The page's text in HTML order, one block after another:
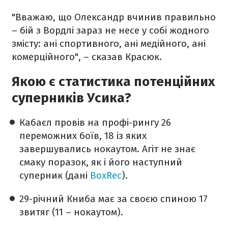
"Вважаю, що Олександр вчинив правильно
– бій з Вордлі зараз не несе у собі жодного
змісту: ані спортивного, ані медійного, ані
комерційного", – сказав Красюк.
Якою є статистика потенційних
суперників Усика?
Кабаєл провів на профі-рингу 26
переможних боїв, 18 із яких
завершувались нокаутом. Агіт не знає
смаку поразок, як і його наступний
суперник (дані BoxRec).
29-річний Книба має за своєю спиною 17
звитяг (11 – нокаутом).